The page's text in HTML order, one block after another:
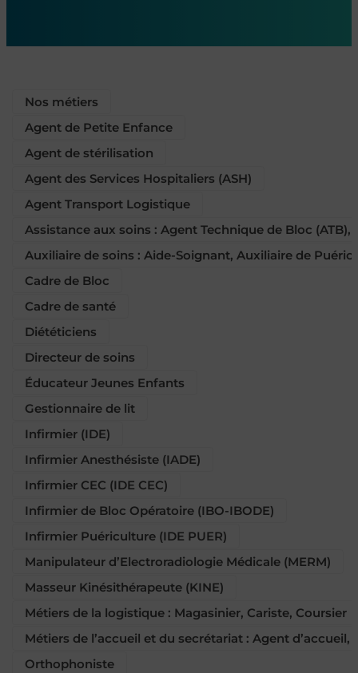
Nos métiers
Agent de Petite Enfance
Agent de stérilisation
Agent des Services Hospitaliers (ASH)
Agent Transport Logistique
Assistance aux soins : Agent Technique de Bloc
Auxiliaire de soins : Aide-Soignant, Auxiliaire de
Cadre de Bloc
Cadre de santé
Diététiciens
Directeur de soins
Éducateur Jeunes Enfants
Gestionnaire de lit
Infirmier (IDE)
Infirmier Anesthésiste (IADE)
Infirmier CEC (IDE CEC)
Infirmier de Bloc Opératoire (IBO-IBODE)
Infirmier Puériculture (IDE PUER)
Manipulateur d’Electroradiologie Médicale (MERM)
Masseur Kinésithérapeute (KINE)
Métiers de la logistique : Magasinier, Cariste, Coursier
Métiers de l’accueil et du secrétariat : Agent
Orthophoniste